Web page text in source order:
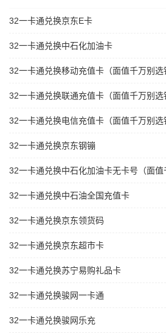
32一卡通兑换京东E卡
32一卡通兑换中石化加油卡
32一卡通兑换移动充值卡（面值千万别选
32一卡通兑换联通充值卡（面值千万别选
32一卡通兑换电信充值卡（面值千万别选
32一卡通兑换京东钢镚
32一卡通兑换中石化加油卡无卡号（面值
32一卡通兑换中石油全国充值卡
32一卡通兑换京东领货码
32一卡通兑换京东超市卡
32一卡通兑换苏宁易购礼品卡
32一卡通兑换骏网一卡通
32一卡通兑换骏网乐充